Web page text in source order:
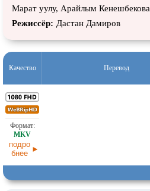
Марат уулу, Арайлым Кенешбекова
Режиссёр: Дастан Дамиров
Качество Перевод
подро
бнее